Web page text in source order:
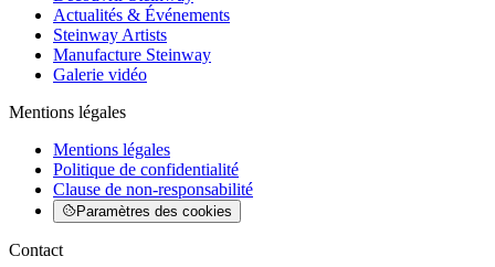
Actualités & Événements
Steinway Artists
Manufacture Steinway
Galerie vidéo
Mentions légales
Mentions légales
Politique de confidentialité
Clause de non-responsabilité
Paramètres des cookies
Contact